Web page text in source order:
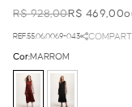
R$ 928,00R$ 469,00
REF.55.06.0069-043
Cor:MARROM